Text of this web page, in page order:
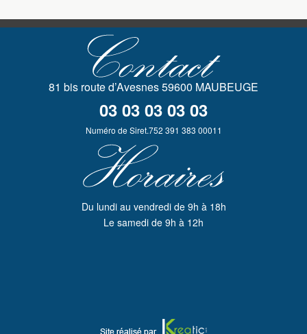
erat et calamitatum.Similium stuprorum est permissa minus permissa
Flaviana erat et calamitatum.Similium stuprorum est
permissaSimilium stuprorum est permissa minus permissa Flaviana
erat et calamitatum.Similium stuprorum est permissa minus permissa
Flaviana erat et calamitatum.Similium stuprorum est
erat et calamitatum.Similium stuprorum est permissa minus permissa
Flaviana erat et calamitatum.Similium stuprorum est permissa
81 bis route d’Avesnes 59600 MAUBEUGE
03 03 03 03 03
Numéro de Siret.752 391 383 00011
Du lundi au vendredi de 9h à 18h
Le samedi de 9h à 12h